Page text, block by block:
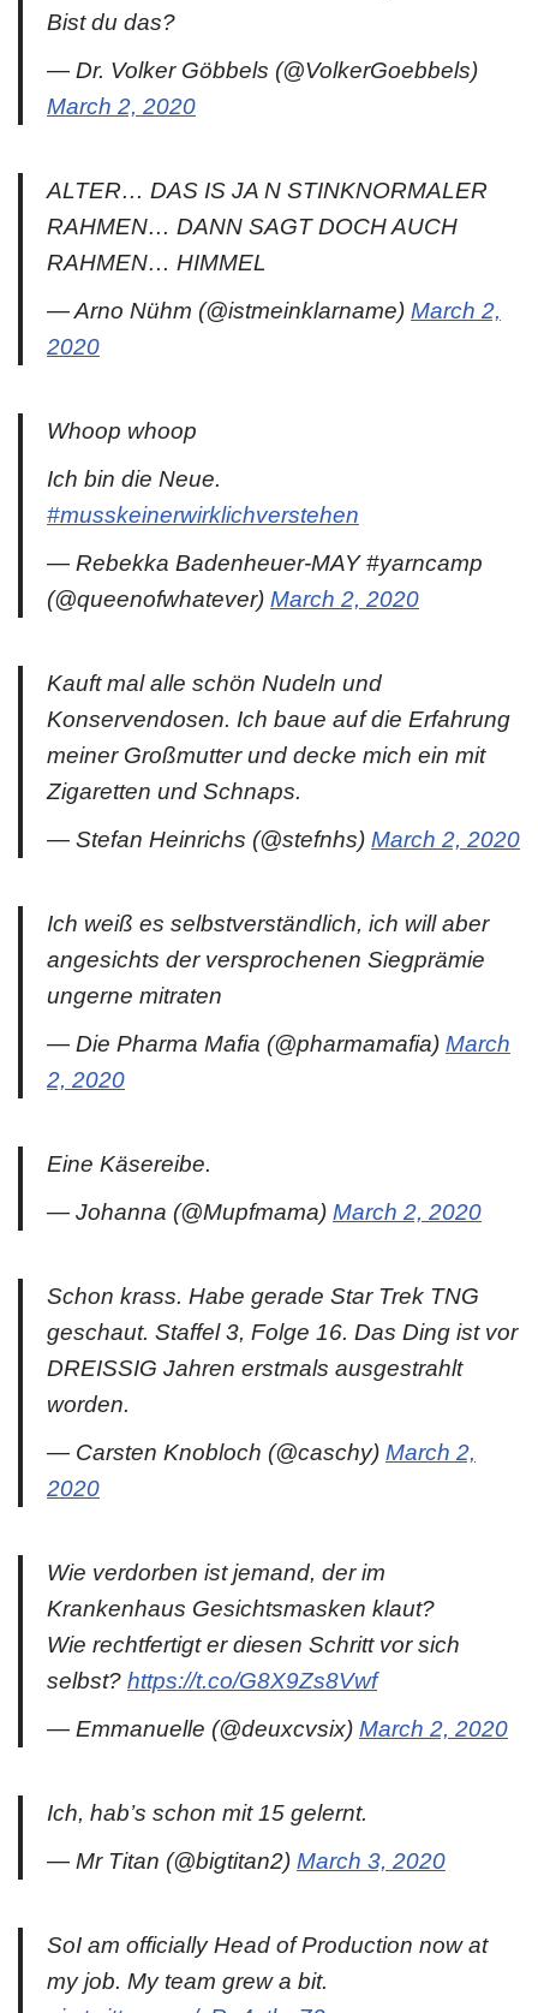
Bist du das?
— Dr. Volker Göbbels (@VolkerGoebbels)
March 2, 2020
ALTER… DAS IS JA N STINKNORMALER
RAHMEN… DANN SAGT DOCH AUCH
RAHMEN… HIMMEL
— Arno Nühm (@istmeinklarname) March 2,
2020
Whoop whoop
Ich bin die Neue.
#musskeinerwirklichverstehen
— Rebekka Badenheuer-MAY #yarncamp
(@queenofwhatever) March 2, 2020
Kauft mal alle schön Nudeln und
Konservendosen. Ich baue auf die Erfahrung
meiner Großmutter und decke mich ein mit
Zigaretten und Schnaps.
— Stefan Heinrichs (@stefnhs) March 2, 2020
Ich weiß es selbstverständlich, ich will aber
angesichts der versprochenen Siegprämie
ungerne mitraten
— Die Pharma Mafia (@pharmamafia) March
2, 2020
Eine Käsereibe.
— Johanna (@Mupfmama) March 2, 2020
Schon krass. Habe gerade Star Trek TNG
geschaut. Staffel 3, Folge 16. Das Ding ist vor
DREISSIG Jahren erstmals ausgestrahlt
worden.
— Carsten Knobloch (@caschy) March 2,
2020
Wie verdorben ist jemand, der im
Krankenhaus Gesichtsmasken klaut?
Wie rechtfertigt er diesen Schritt vor sich
selbst? https://t.co/G8X9Zs8Vwf
— Emmanuelle (@deuxcvsix) March 2, 2020
Ich, hab’s schon mit 15 gelernt.
— Mr Titan (@bigtitan2) March 3, 2020
SoI am officially Head of Production now at
my job. My team grew a bit.